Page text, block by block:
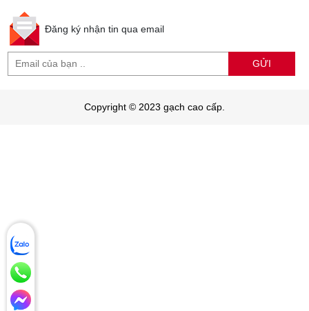
Đăng ký nhận tin qua email
GỬI
Copyright © 2023 gạch cao cấp.